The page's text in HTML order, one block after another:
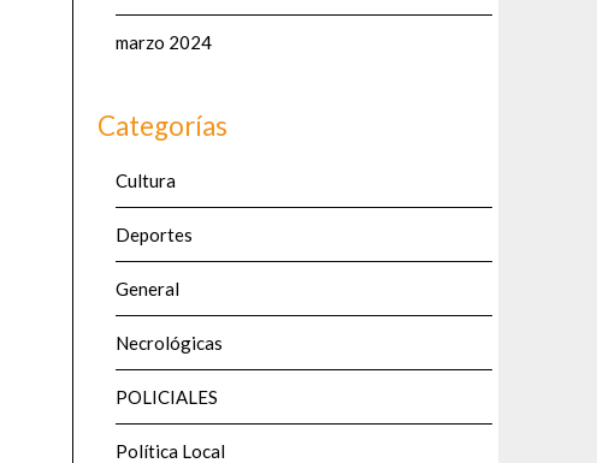
marzo 2024
Categorías
Cultura
Deportes
General
Necrológicas
POLICIALES
Política Local